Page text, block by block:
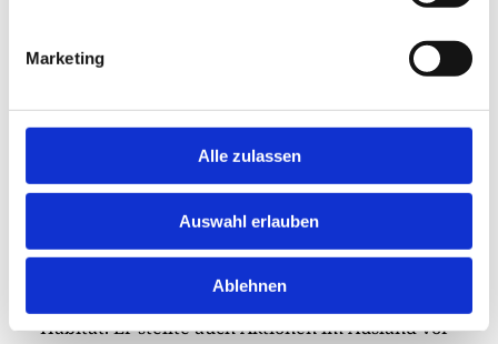
Marketing
Alle zulassen
Auswahl erlauben
Ablehnen
Warb um Kooperation: Ingo Hammermann vom Nabu
Naturschutz im Fokus
Ein Highlight war der Vortrag des Nabu-Chefs
Rekultivierung von ungenutzten Flächen als
Habitat. Er stellte auch Aktionen im Ausland vor